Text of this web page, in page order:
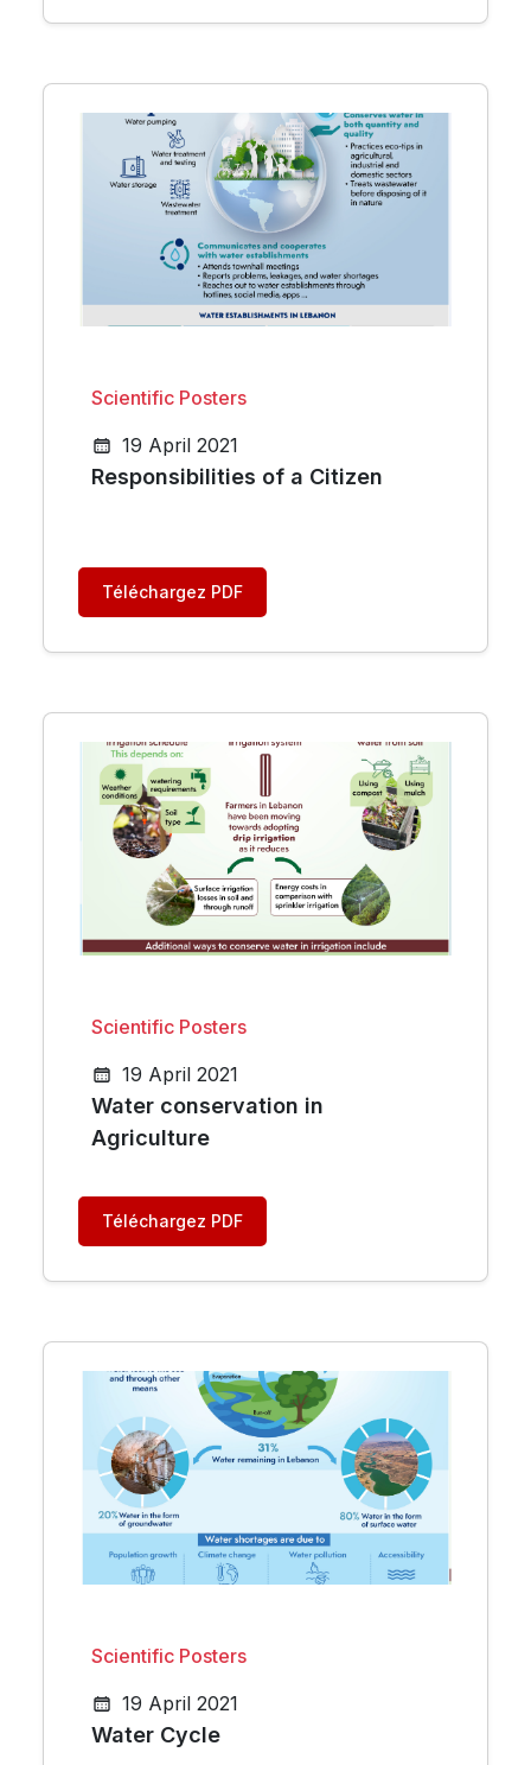
Scientific Posters
19 April 2021
Responsibilities of a Citizen
Téléchargez PDF
Scientific Posters
19 April 2021
Water conservation in
Agriculture
Téléchargez PDF
Scientific Posters
19 April 2021
Water Cycle